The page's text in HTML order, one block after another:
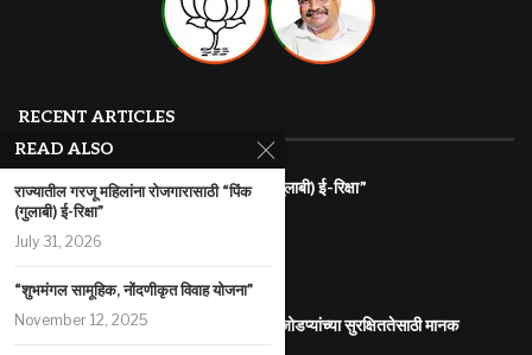
RECENT ARTICLES
राज्यातील गरजू महिलांना रोजगारासाठी “पिंक (गुलाबी) ई-रिक्षा”
July 31, 2026
July 29, 2026
आंतरजातीय किंवा आंतरधर्मीय विवाह करणा-या जोडप्यांच्या सुरक्षिततेसाठी मानक
READ ALSO
राज्यातील गरजू महिलांना रोजगारासाठी “पिंक
(गुलाबी) ई-रिक्षा”
July 31, 2026
“शुभमंगल सामूहिक, नोंदणीकृत विवाह योजना”
November 12, 2025